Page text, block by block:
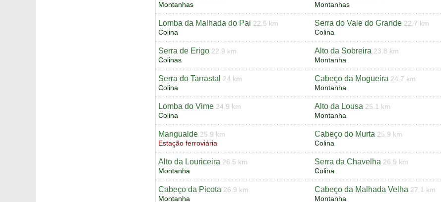
Montanhas
Montanhas
Lomba da Malhada do Pai 22.5 km
Colina
Serra do Vale do Grande 22.7 km
Colina
Serra de Erigo 22.9 km
Colinas
Alto da Sobreira 23.8 km
Montanha
Serra do Tarrastal
24 km
Colina
Cabeço da Mogueira 24.7 km
Montanha
Lomba do Vime 24.9 km
Colina
Alto da Lousa 25.1 km
Montanha
Mangualde 25.9 km
Estação ferroviária
Cabeço do Murta 25.9 km
Colina
Alto da Louriceira 26.5 km
Montanha
Serra da Chavelha 26.9 km
Colina
Cabeço da Picota 26.9 km
Montanha
Cabeço da Malhada Velha 27.1 km
Montanha